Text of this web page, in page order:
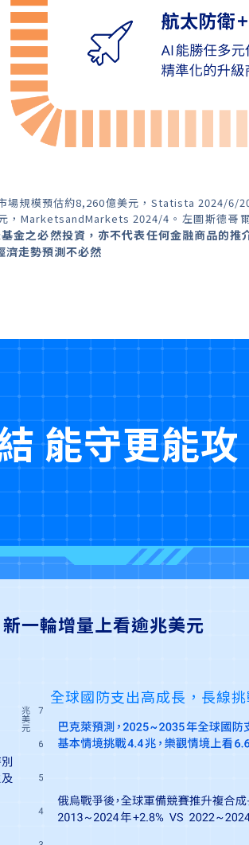
規模預估約8,260億美元，Statista 2024/6/
，MarketsandMarkets 2024/4。左圖斯德哥
金之必然投資，亦不代表任何金融商品的推
濟走勢預測不必然
能守更能攻
一輪增量上看逾兆美元
全球國防支出高成長，長線